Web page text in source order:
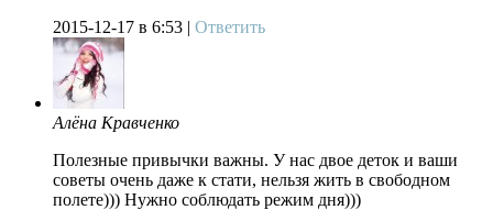
2015-12-17 в 6:53 | Ответить
Алёна Кравченко
Полезные привычки важны. У нас двое деток и ваши
советы очень даже к стати, нельзя жить в свободном
полете))) Нужно соблюдать режим дня)))